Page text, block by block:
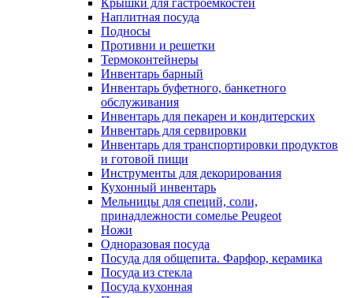
Крышки для гастроёмкостей
Наплитная посуда
Подносы
Противни и решетки
Термоконтейнеры
Инвентарь барный
Инвентарь буфетного, банкетного
обслуживания
Инвентарь для пекарен и кондитерских
Инвентарь для сервировки
Инвентарь для транспортировки продуктов
и готовой пищи
Инструменты для декорирования
Кухонный инвентарь
Мельницы для специй, соли,
принадлежности сомелье Peugeot
Ножи
Одноразовая посуда
Посуда для общепита. Фарфор, керамика
Посуда из стекла
Посуда кухонная